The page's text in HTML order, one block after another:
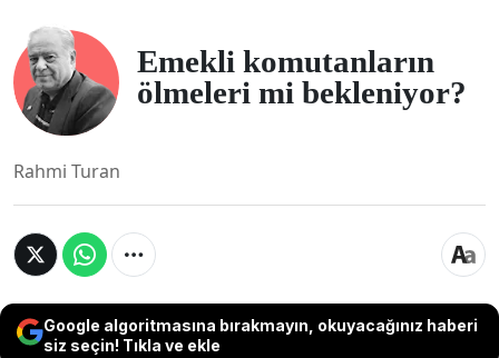
Emekli komutanların
ölmeleri mi bekleniyor?
Rahmi Turan
Google algoritmasına bırakmayın, okuyacağınız haberi
siz seçin! Tıkla ve ekle